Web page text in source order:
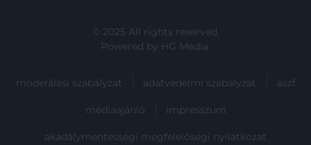
© 2025 All rights reserved.
Powered by HG Media.
moderálási szabályzat adatvédelmi szabályzat ászf
médiaajánló impresszum
akadálymentességi megfelelőségi nyilatkozat